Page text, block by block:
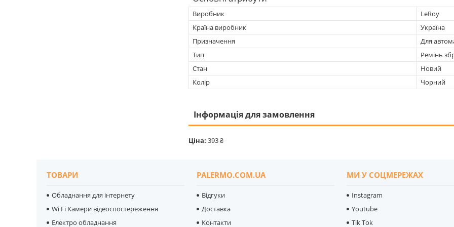
Виробник
LeRoy
Країна виробник
Україна
Призначення
Для
Тип
Ремінь
Стан
Новий
Колір
Чорний
Інформація для замовлення
Ціна: 393 ₴
ТОВАРИ
Обладнання для інтернету
Wi Fi Камери відеоспостереження
Електро обладнання
PALERMO.COM.UA
Відгуки
Доставка
Контакти
МИ У СОЦМЕРЕЖАХ
Instagram
Youtube
Tik Tok